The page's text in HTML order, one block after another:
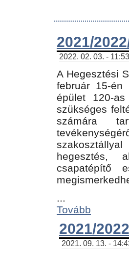
2021/
2022. 02. 03. -
A Hegesztési
február 15-
épület 120-
szükséges
számára
hegesztés,
csapatépítő
...
Tovább
2021/
2021. 09. 13. -